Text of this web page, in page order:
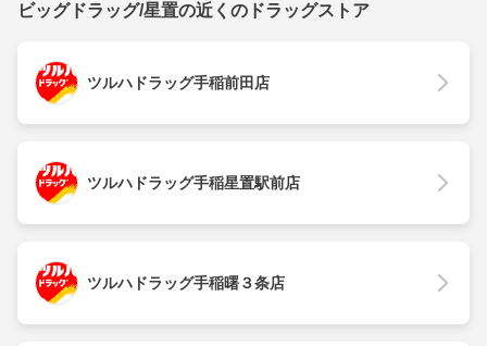
ビッグドラッグ/星置の近くのドラッグストア
ツルハドラッグ手稲前田店
ツルハドラッグ手稲星置駅前店
ツルハドラッグ手稲曙３条店